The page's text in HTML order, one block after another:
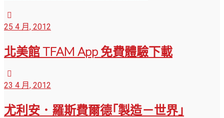
25 4 月, 2012
北美館 TFAM App 免費體驗下載
23 4 月, 2012
尤利安．羅斯費爾德｢製造－世界｣